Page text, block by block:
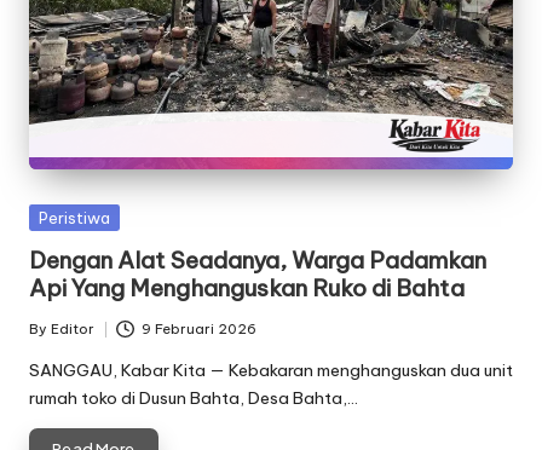
Posted
Peristiwa
Dengan Alat Seadanya, Warga Padamkan
Api Yang Menghanguskan Ruko di Bahta
Posted
by
By Editor 9 Februari 2026
SANGGAU, Kabar Kita — Kebakaran menghanguskan dua unit
rumah toko di Dusun Bahta, Desa Bahta,…